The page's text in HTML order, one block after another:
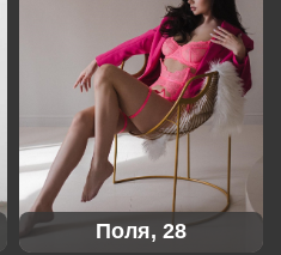
Поля, 28